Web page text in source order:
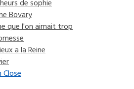
de sophie
Bovary
que l'on aimait trop
a la Reine
Close